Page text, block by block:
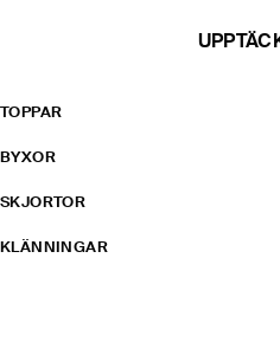
TOPPAR
BYXOR
SKJORTOR
KLÄNNINGAR